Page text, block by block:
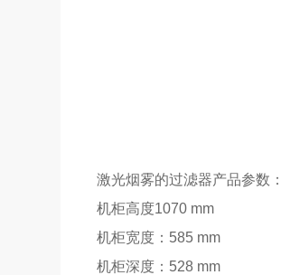
激光烟雾的过滤器产品参数：
机柜高度1070 mm
机柜宽度：585 mm
机柜深度：528 mm